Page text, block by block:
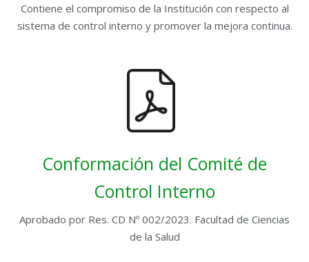
Contiene el compromiso de la Institución con respecto al
sistema de control interno y promover la mejora continua.
Conformación del Comité de
Control Interno
Aprobado por Res. CD Nº 002/2023. Facultad de Ciencias
de la Salud